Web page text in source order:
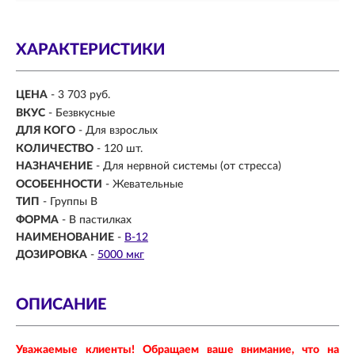
ХАРАКТЕРИСТИКИ
ЦЕНА - 3 703 руб.
ВКУС - Безвкусные
ДЛЯ КОГО - Для взрослых
КОЛИЧЕСТВО - 120 шт.
НАЗНАЧЕНИЕ - Для нервной системы (от стресса)
ОСОБЕННОСТИ - Жевательные
ТИП - Группы В
ФОРМА - В пастилках
НАИМЕНОВАНИЕ - B-12
ДОЗИРОВКА - 5000 мкг
ОПИСАНИЕ
Уважаемые клиенты! Обращаем ваше внимание, что на